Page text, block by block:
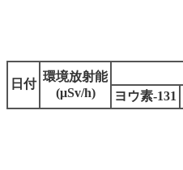
日付
環境放射能
(μSv/h)
ヨウ素-131